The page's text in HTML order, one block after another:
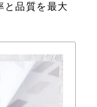
と品質を最大